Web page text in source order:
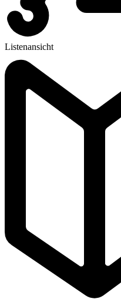
Listenansicht